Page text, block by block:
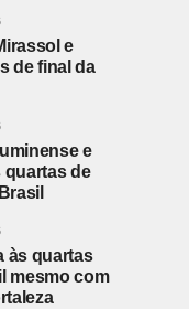
e
de final da
e
quartas de
às quartas
mesmo com